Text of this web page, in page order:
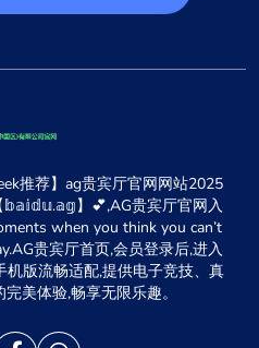
推荐】ag贵宾厅官网网站2025
𝕓𝕒𝕚𝕕𝕦.𝕒𝕘】💕,AG贵宾厅官网入
when you think you can’t
贵宾厅首页,会员登录后,进入
版流畅适配,提供电子竞技、真
美体验,畅享无限乐趣。